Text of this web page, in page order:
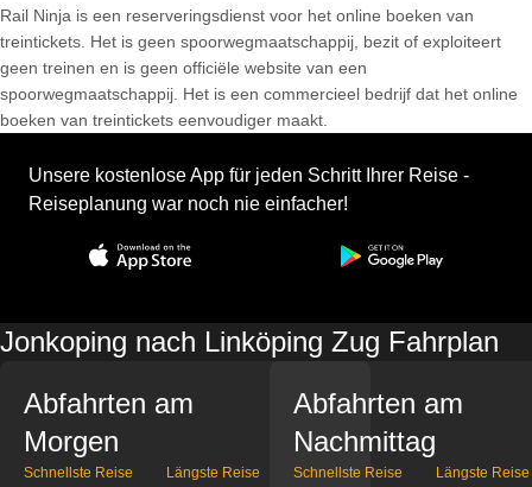
Rail Ninja is een reserveringsdienst voor het online boeken van
treintickets. Het is geen spoorwegmaatschappij, bezit of exploiteert
geen treinen en is geen officiële website van een
spoorwegmaatschappij. Het is een commercieel bedrijf dat het online
boeken van treintickets eenvoudiger maakt.
Unsere kostenlose App für jeden Schritt Ihrer Reise -
Reiseplanung war noch nie einfacher!
Jonkoping nach Linköping Zug Fahrplan
Abfahrten am
Morgen
Schnellste Reise Längste Reise
Abfahrten am
Nachmittag
Schnellste Reise Längste Reise